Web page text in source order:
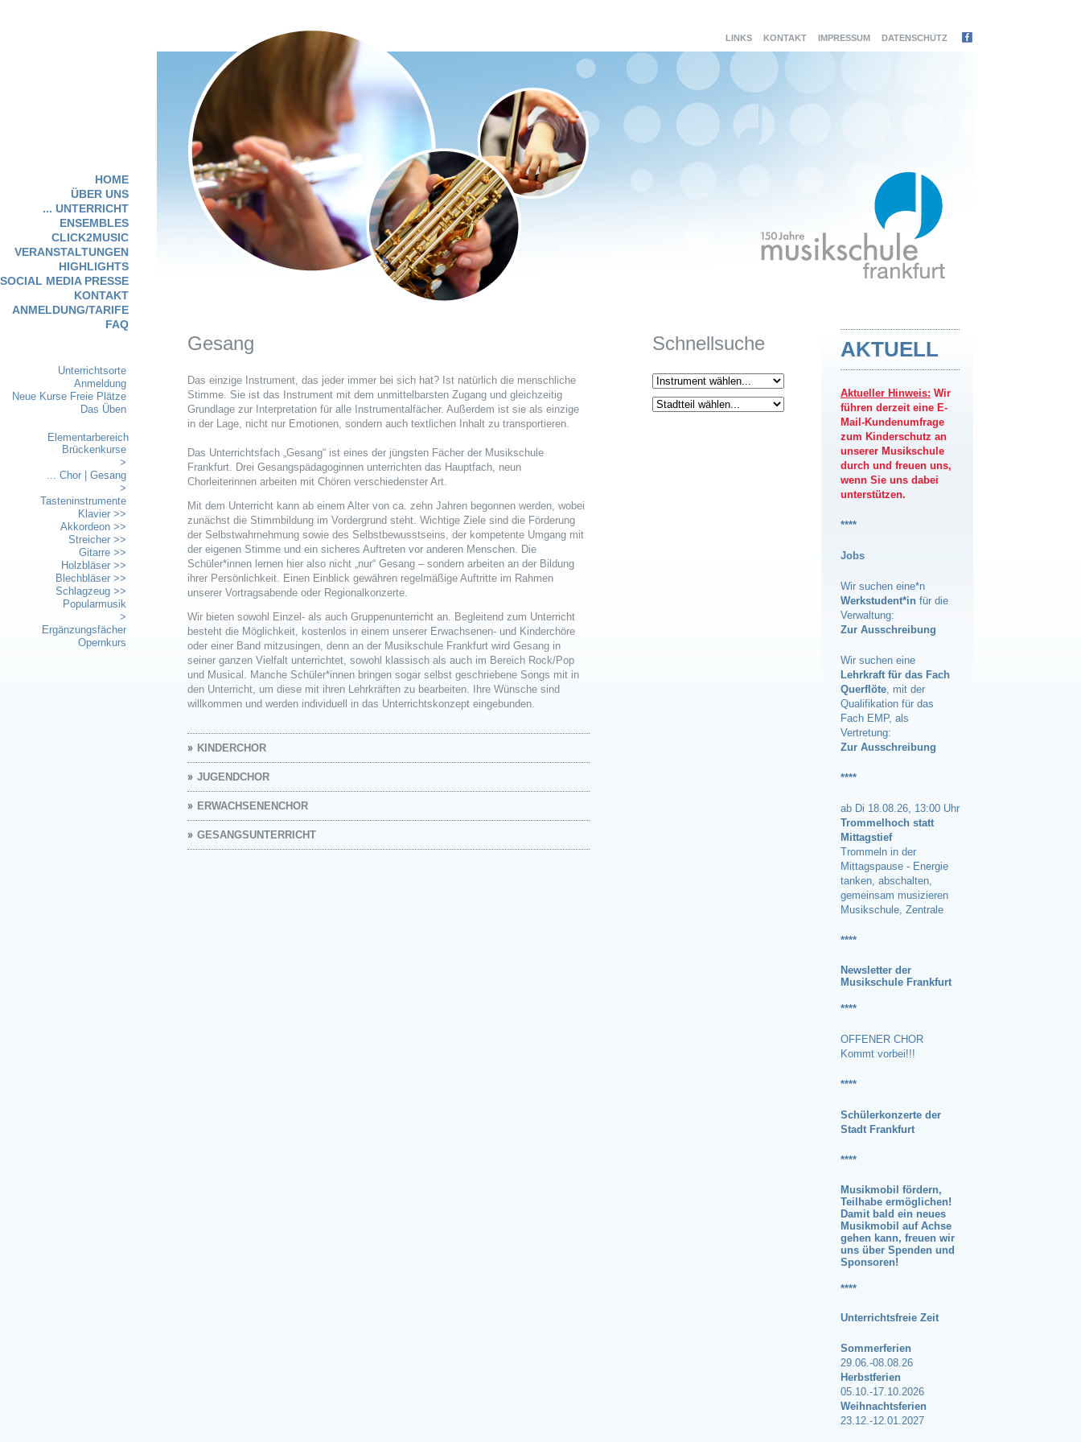
HOME
ÜBER UNS
... UNTERRICHT
ENSEMBLES
CLICK2MUSIC
VERANSTALTUNGEN
HIGHLIGHTS
SOCIAL MEDIA PRESSE
KONTAKT
ANMELDUNG/TARIFE
FAQ
Unterrichtsorte
Anmeldung
Neue Kurse Freie Plätze
Das Üben
Elementarbereich
Brückenkurse
>
... Chor | Gesang
>
Tasteninstrumente
Klavier >>
Akkordeon >>
Streicher >>
Gitarre >>
Holzbläser >>
Blechbläser >>
Schlagzeug >>
Popularmusik
>
Ergänzungsfächer
Opernkurs
LINKS KONTAKT IMPRESSUM DATENSCHUTZ
Gesang
Das einzige Instrument, das jeder immer bei sich hat? Ist natürlich die menschliche
Stimme. Sie ist das Instrument mit dem unmittelbarsten Zugang und gleichzeitig
Grundlage zur Interpretation für alle Instrumentalfächer. Außerdem ist sie als einzige
in der Lage, nicht nur Emotionen, sondern auch textlichen Inhalt zu transportieren.
Das Unterrichtsfach „Gesang“ ist eines der jüngsten Fächer der Musikschule
Frankfurt. Drei Gesangspädagoginnen unterrichten das Hauptfach, neun
Chorleiterinnen arbeiten mit Chören verschiedenster Art.
Mit dem Unterricht kann ab einem Alter von ca. zehn Jahren begonnen werden, wobei
zunächst die Stimmbildung im Vordergrund steht. Wichtige Ziele sind die Förderung
der Selbstwahrnehmung sowie des Selbstbewusstseins, der kompetente Umgang mit
der eigenen Stimme und ein sicheres Auftreten vor anderen Menschen. Die
Schüler*innen lernen hier also nicht „nur“ Gesang – sondern arbeiten an der Bildung
ihrer Persönlichkeit. Einen Einblick gewähren regelmäßige Auftritte im Rahmen
unserer Vortragsabende oder Regionalkonzerte.
Wir bieten sowohl Einzel- als auch Gruppenunterricht an. Begleitend zum Unterricht
besteht die Möglichkeit, kostenlos in einem unserer Erwachsenen- und Kinderchöre
oder einer Band mitzusingen, denn an der Musikschule Frankfurt wird Gesang in
seiner ganzen Vielfalt unterrichtet, sowohl klassisch als auch im Bereich Rock/Pop
und Musical. Manche Schüler*innen bringen sogar selbst geschriebene Songs mit in
den Unterricht, um diese mit ihren Lehrkräften zu bearbeiten. Ihre Wünsche sind
willkommen und werden individuell in das Unterrichtskonzept eingebunden.
KINDERCHOR
JUGENDCHOR
ERWACHSENENCHOR
GESANGSUNTERRICHT
Schnellsuche AKTUELL
Aktueller Hinweis: Wir
führen derzeit eine E-
Mail-Kundenumfrage
zum Kinderschutz an
unserer Musikschule
durch und freuen uns,
wenn Sie uns dabei
unterstützen.
****
Jobs
Wir suchen eine*n
Werkstudent*in für die
Verwaltung:
Zur Ausschreibung
Wir suchen eine
Lehrkraft für das Fach
Querflöte, mit der
Qualifikation für das
Fach EMP, als
Vertretung:
Zur Ausschreibung
****
ab Di 18.08.26, 13:00 Uhr
Trommelhoch statt
Mittagstief
Trommeln in der
Mittagspause - Energie
tanken, abschalten,
gemeinsam musizieren
Musikschule, Zentrale
****
Newsletter der
Musikschule Frankfurt
****
OFFENER CHOR
Kommt vorbei!!!
****
Schülerkonzerte der
Stadt Frankfurt
****
Musikmobil fördern,
Teilhabe ermöglichen!
Damit bald ein neues
Musikmobil auf Achse
gehen kann, freuen wir
uns über Spenden und
Sponsoren!
****
Unterrichtsfreie Zeit
Sommerferien
29.06.-08.08.26
Herbstferien
05.10.-17.10.2026
Weihnachtsferien
23.12.-12.01.2027